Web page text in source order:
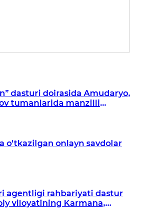
dasturi doirasida Amudaryo,
tumanlarida manzilli
o'tkazilgan onlayn savdolar
agentligi rahbariyati dastur
viloyatining Karmana,